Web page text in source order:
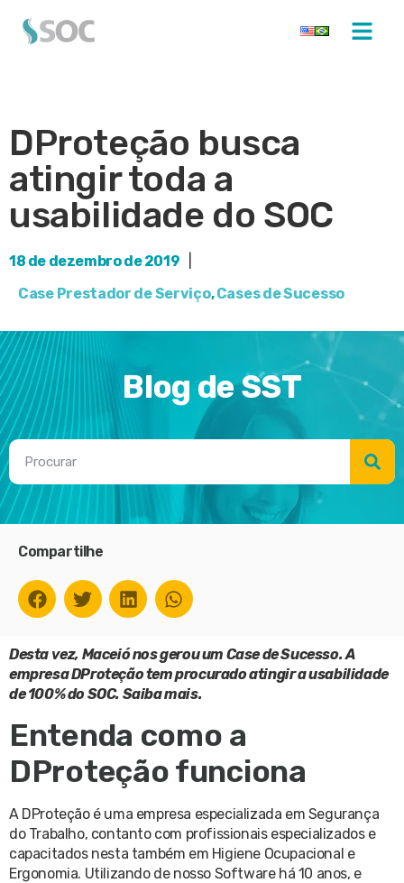
DProteção busca
atingir toda a
usabilidade do SOC
18 de dezembro de 2019
Case Prestador de Serviço,Cases de Sucesso
Blog de SST
Compartilhe
Desta vez, Maceió nos gerou um Case de Sucesso. A
empresa DProteção tem procurado atingir a usabilidade
de 100% do SOC. Saiba mais.
Entenda como a
DProteção funciona
A DProteção é uma empresa especializada em Segurança
do Trabalho, contanto com profissionais especializados e
capacitados nesta também em Higiene Ocupacional e
Ergonomia. Utilizando de nosso Software há 10 anos, e